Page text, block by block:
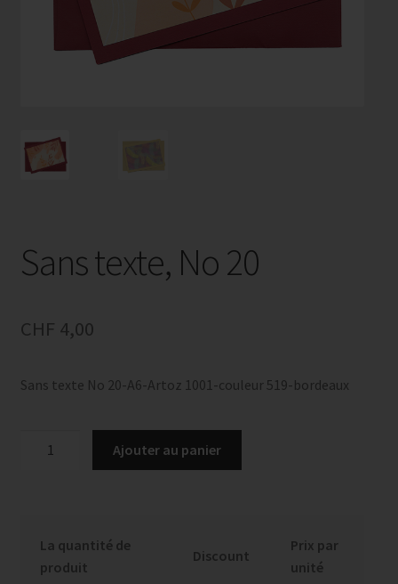
Sans texte, No 20
CHF 4,00
Sans texte No 20-A6-Artoz 1001-couleur 519-bordeaux
Ajouter au panier
La quantité de
produit
Discount
Prix par
unité